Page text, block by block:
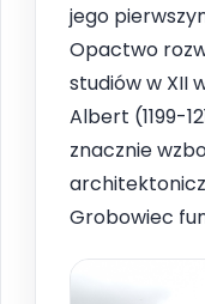
jego
Opactwo
studiów w XII
Albert (1199-
znacznie
Grobowiec